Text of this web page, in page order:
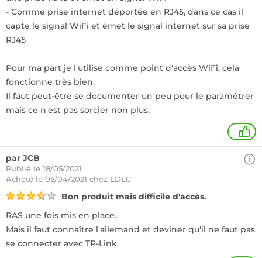
- Comme prise internet déportée en RJ45, dans ce cas il
capte le signal WiFi et émet le signal internet sur sa prise
RJ45
Pour ma part je l'utilise comme point d'accès WiFi, cela
fonctionne très bien.
Il faut peut-être se documenter un peu pour le paramétrer
mais ce n'est pas sorcier non plus.
+
par JCB
Publié le 18/05/2021
Acheté le 05/04/2021 chez LDLC
Bon produit mais difficile d'accès.
RAS une fois mis en place.
Mais il faut connaître l'allemand et deviner qu'il ne faut pas
se connecter avec TP-Link.